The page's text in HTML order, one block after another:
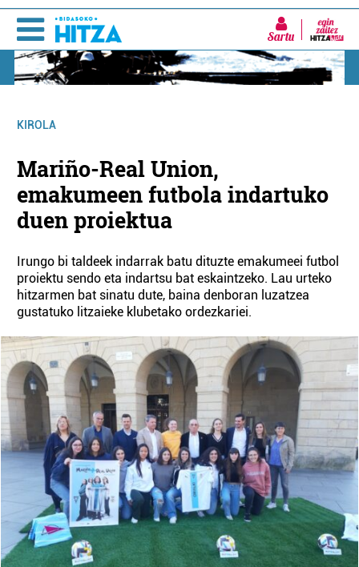
Sartu
KIROLA
Mariño-Real Union,
emakumeen futbola indartuko
duen proiektua
Irungo bi taldeek indarrak batu dituzte emakumeei futbol
proiektu sendo eta indartsu bat eskaintzeko. Lau urteko
hitzarmen bat sinatu dute, baina denboran luzatzea
gustatuko litzaieke klubetako ordezkariei.